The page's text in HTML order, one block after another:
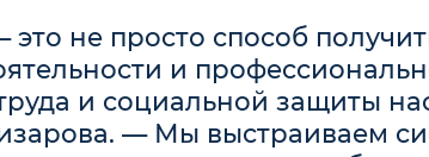
не просто способ
и
и социальной защиты
— Мы выстраиваем